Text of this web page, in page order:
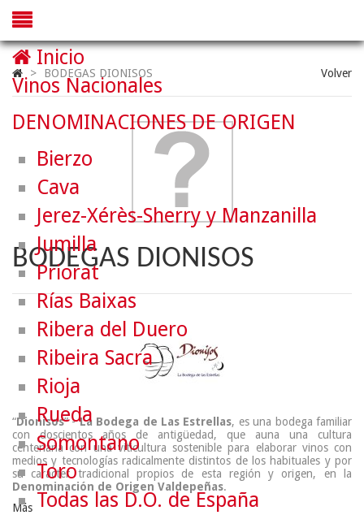
> BODEGAS DIONISOS Volver
BODEGAS DIONISOS
“Dionisos” -La Bodega de Las Estrellas, es una bodega familiar
con doscientos años de antigüedad, que auna una cultura
centenaria con una viticultura sostenible para elaborar vinos con
medios y tecnologías radicalmente distintos de los habituales y por
su carácter tradicional propios de esta región y origen, en la
Denominación de Origen Valdepeñas.
Más
Inicio
Vinos Nacionales
DENOMINACIONES DE ORIGEN
Bierzo
Cava
Jerez-Xérès-Sherry y Manzanilla
Jumilla
Priorat
Rías Baixas
Ribera del Duero
Ribeira Sacra
Rioja
Rueda
Somontano
Toro
Todas las D.O. de España